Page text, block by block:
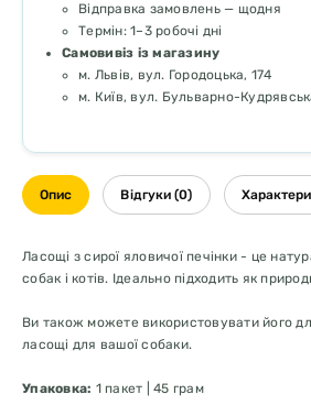
Відправка замовлень — щодня
Термін: 1–3 робочі дні
Самовивіз із магазину
м. Львів, вул. Городоцька, 174
м. Київ, вул. Бульварно-
Опис Відгуки (0)
Ласощі з сирої яловичої печінки - це
собак і котів. Ідеально підходить як
Ви також можете використовувати його
ласощі для вашої собаки.
Упаковка: 1 пакет | 45 грам